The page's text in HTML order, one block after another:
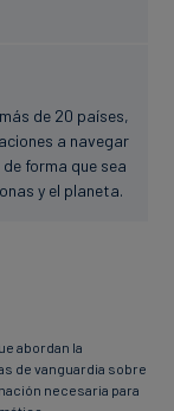
de 20 países,
a navegar
forma que sea
y el planeta.
abordan la
de vanguardia sobre
necesaria para